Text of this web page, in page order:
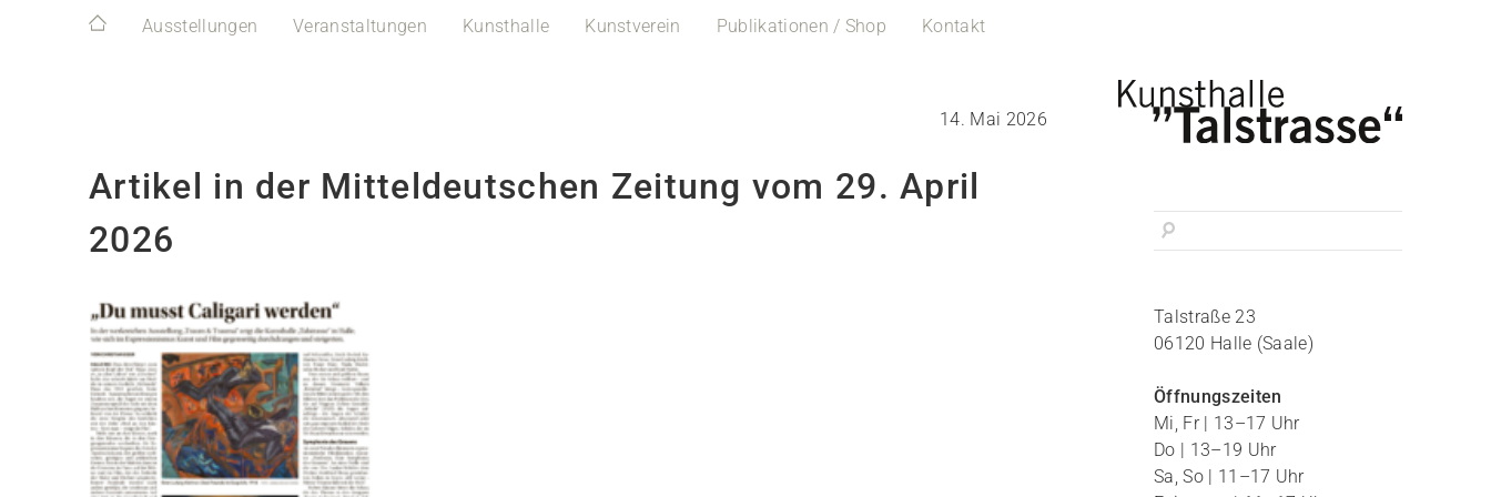
Ausstellungen Veranstaltungen Kunsthalle Kunstverein Publikationen / Shop Kontakt
14. Mai 2026
Artikel in der Mitteldeutschen Zeitung vom 29. April
2026
Talstraße 23
06120 Halle (Saale)
Öffnungszeiten
Mi, Fr | 13–17 Uhr
Do | 13–19 Uhr
Sa, So | 11–17 Uhr